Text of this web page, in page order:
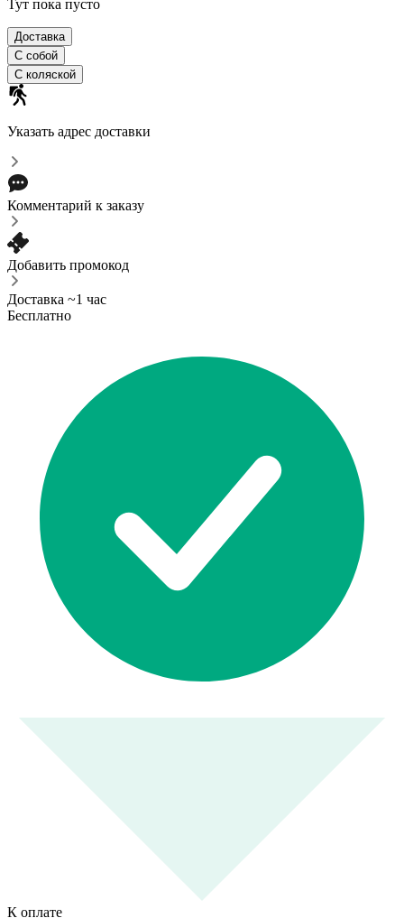
Тут пока пусто
Доставка
С собой
С коляской
Указать адрес доставки
Комментарий к заказу
Добавить промокод
Доставка ~1 час
Бесплатно
К оплате